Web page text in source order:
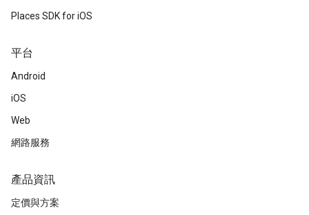
Places SDK for iOS
平台
Android
iOS
Web
網路服務
產品資訊
定價與方案